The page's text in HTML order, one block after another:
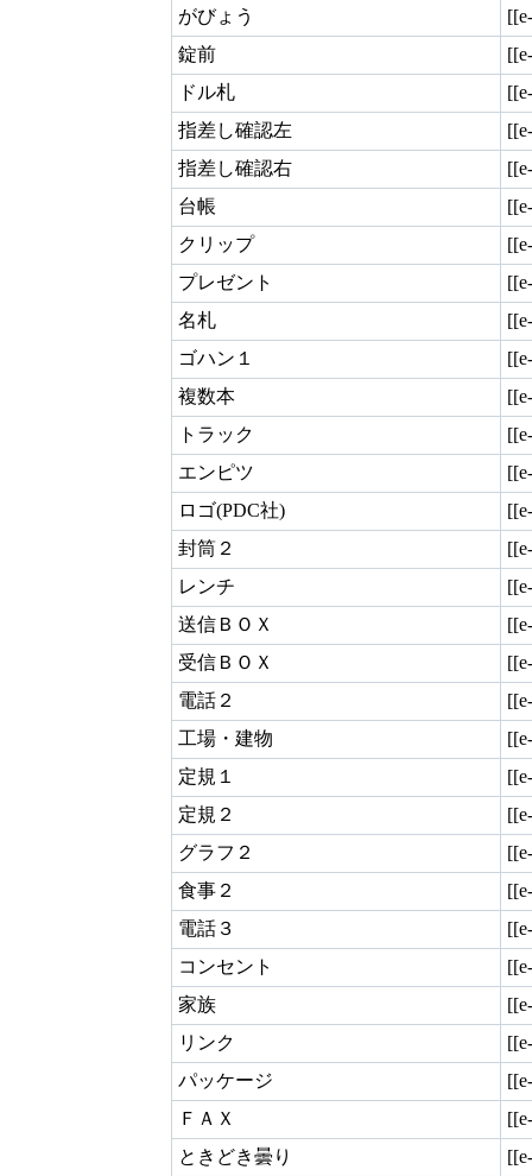
がびょう
錠前
ドル札
指差し確認左
指差し確認右
台帳
クリップ
プレゼント
名札
ゴハン１
複数本
トラック
エンピツ
ロゴ(PDC社)
封筒２
レンチ
送信ＢＯＸ
受信ＢＯＸ
電話２
工場・建物
定規１
定規２
グラフ２
食事２
電話３
コンセント
家族
リンク
パッケージ
ＦＡＸ
ときどき曇り